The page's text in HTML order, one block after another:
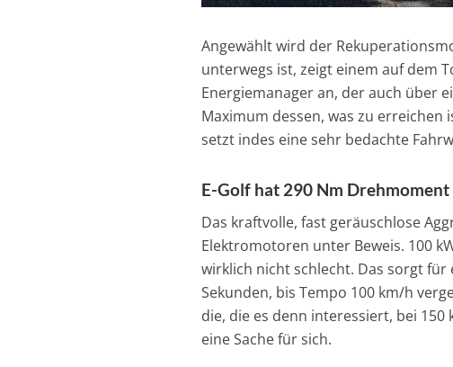
Angewählt wird der
unterwegs ist, zeigt einem auf dem
Energiemanager an, der auch über
Maximum dessen, was zu erreichen
setzt indes eine sehr bedachte
E-Golf hat 290 Nm Drehmoment
Das kraftvolle, fast geräuschlose
Elektromotoren unter Beweis. 100
wirklich nicht schlecht. Das sorgt für
Sekunden, bis Tempo 100 km/h
die, die es denn interessiert, bei
eine Sache für sich.